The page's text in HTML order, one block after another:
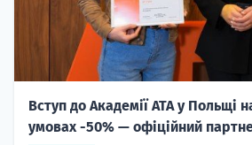
Вступ до Академії ATA у Польщі
умовах -50% — офіційний